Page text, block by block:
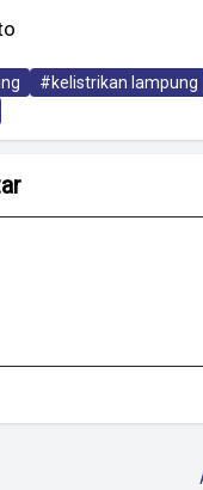
#kelistrikan lampung